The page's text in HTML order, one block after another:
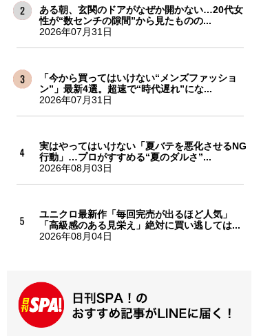
ある朝、玄関のドアがなぜか開かない…20代女
性が“数センチの隙間”から見たものの...
2026年07月31日
「今から買ってはいけない“メンズファッショ
ン”」最新4選。超速で“時代遅れ”にな...
2026年07月31日
実はやってはいけない「夏バテを悪化させるNG
行動」…プロがすすめる“夏のダルさ”...
2026年08月03日
ユニクロ最新作「毎回完売が出るほど人気」
「高級感のある見栄え」絶対に買い逃しては...
2026年08月04日